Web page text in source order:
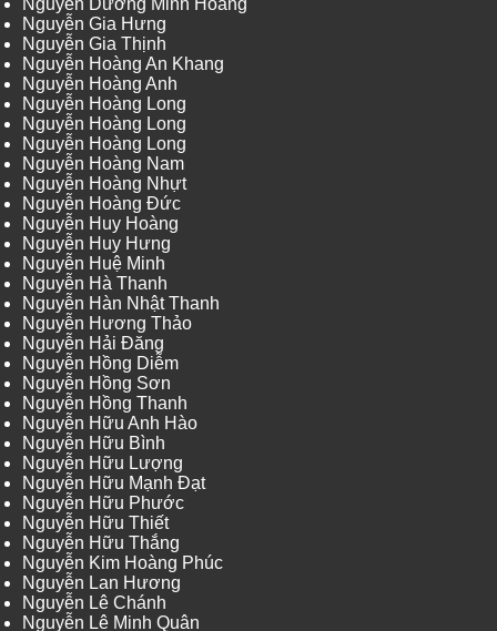
Nguyễn Dương Minh Hoàng
Nguyễn Gia Hưng
Nguyễn Gia Thịnh
Nguyễn Hoàng An Khang
Nguyễn Hoàng Anh
Nguyễn Hoàng Long
Nguyễn Hoàng Long
Nguyễn Hoàng Long
Nguyễn Hoàng Nam
Nguyễn Hoàng Nhựt
Nguyễn Hoàng Đức
Nguyễn Huy Hoàng
Nguyễn Huy Hưng
Nguyễn Huệ Minh
Nguyễn Hà Thanh
Nguyễn Hàn Nhật Thanh
Nguyễn Hương Thảo
Nguyễn Hải Đăng
Nguyễn Hồng Diễm
Nguyễn Hồng Sơn
Nguyễn Hồng Thanh
Nguyễn Hữu Anh Hào
Nguyễn Hữu Bình
Nguyễn Hữu Lượng
Nguyễn Hữu Mạnh Đạt
Nguyễn Hữu Phước
Nguyễn Hữu Thiết
Nguyễn Hữu Thắng
Nguyễn Kim Hoàng Phúc
Nguyễn Lan Hương
Nguyễn Lê Chánh
Nguyễn Lê Minh Quân